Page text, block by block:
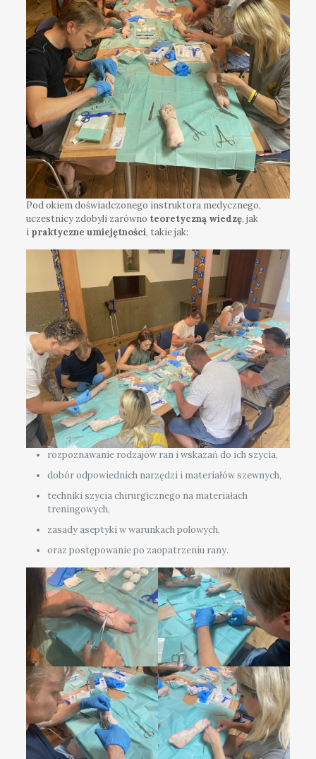
Pod okiem doświadczonego instruktora medycznego,
uczestnicy zdobyli zarówno teoretyczną wiedzę, jak
i praktyczne umiejętności, takie jak:
rozpoznawanie rodzajów ran i wskazań do ich szycia,
dobór odpowiednich narzędzi i materiałów szewnych,
techniki szycia chirurgicznego na materiałach
treningowych,
zasady aseptyki w warunkach polowych,
oraz postępowanie po zaopatrzeniu rany.